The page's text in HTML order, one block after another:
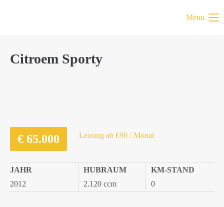
Menu
Citroem Sporty
€ 65.000 Leasing ab €90 / Monat
JAHR
2012
HUBRAUM
2.120 ccm
KM-STAND
0